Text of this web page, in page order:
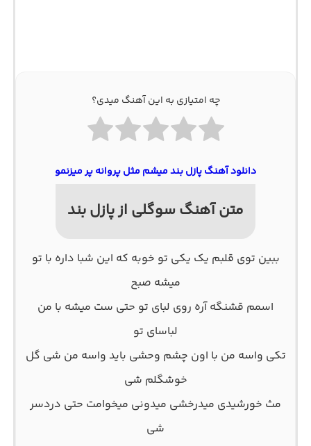
چه امتیازی به این آهنگ میدی؟
دانلود آهنگ پازل بند میشم مثل پروانه پر میزنمو
متن آهنگ سوگلی از پازل بند
ببین توی قلبم یک یکی تو خوبه که این شبا داره با تو
میشه صبح
اسمم قشنگه آره روی لبای تو حتی ست میشه با من
لباسای تو
تکی واسه من با اون چشم وحشی باید واسه من شی گل
خوشگلم شی
مث خورشیدی میدرخشی میدونی میخوامت حتی دردسر
شی